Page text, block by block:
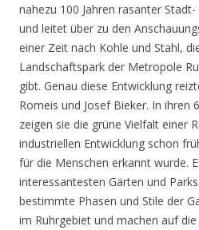
nahezu 100 Jahren rasanter
und leitet über zu den
einer Zeit nach Kohle und Stahl,
Landschaftspark der Metropole
gibt. Genau diese Entwicklung
Romeis und Josef Bieker. In ihren
zeigen sie die grüne Vielfalt einer
industriellen Entwicklung schon
für die Menschen erkannt wurde.
interessantesten Gärten und
bestimmte Phasen und Stile der
im Ruhrgebiet und machen auf